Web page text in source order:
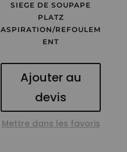
SIEGE DE SOUPAPE
PLATZ
ASPIRATION/REFOULEM
ENT
Ajouter au
devis
Mettre dans les favoris